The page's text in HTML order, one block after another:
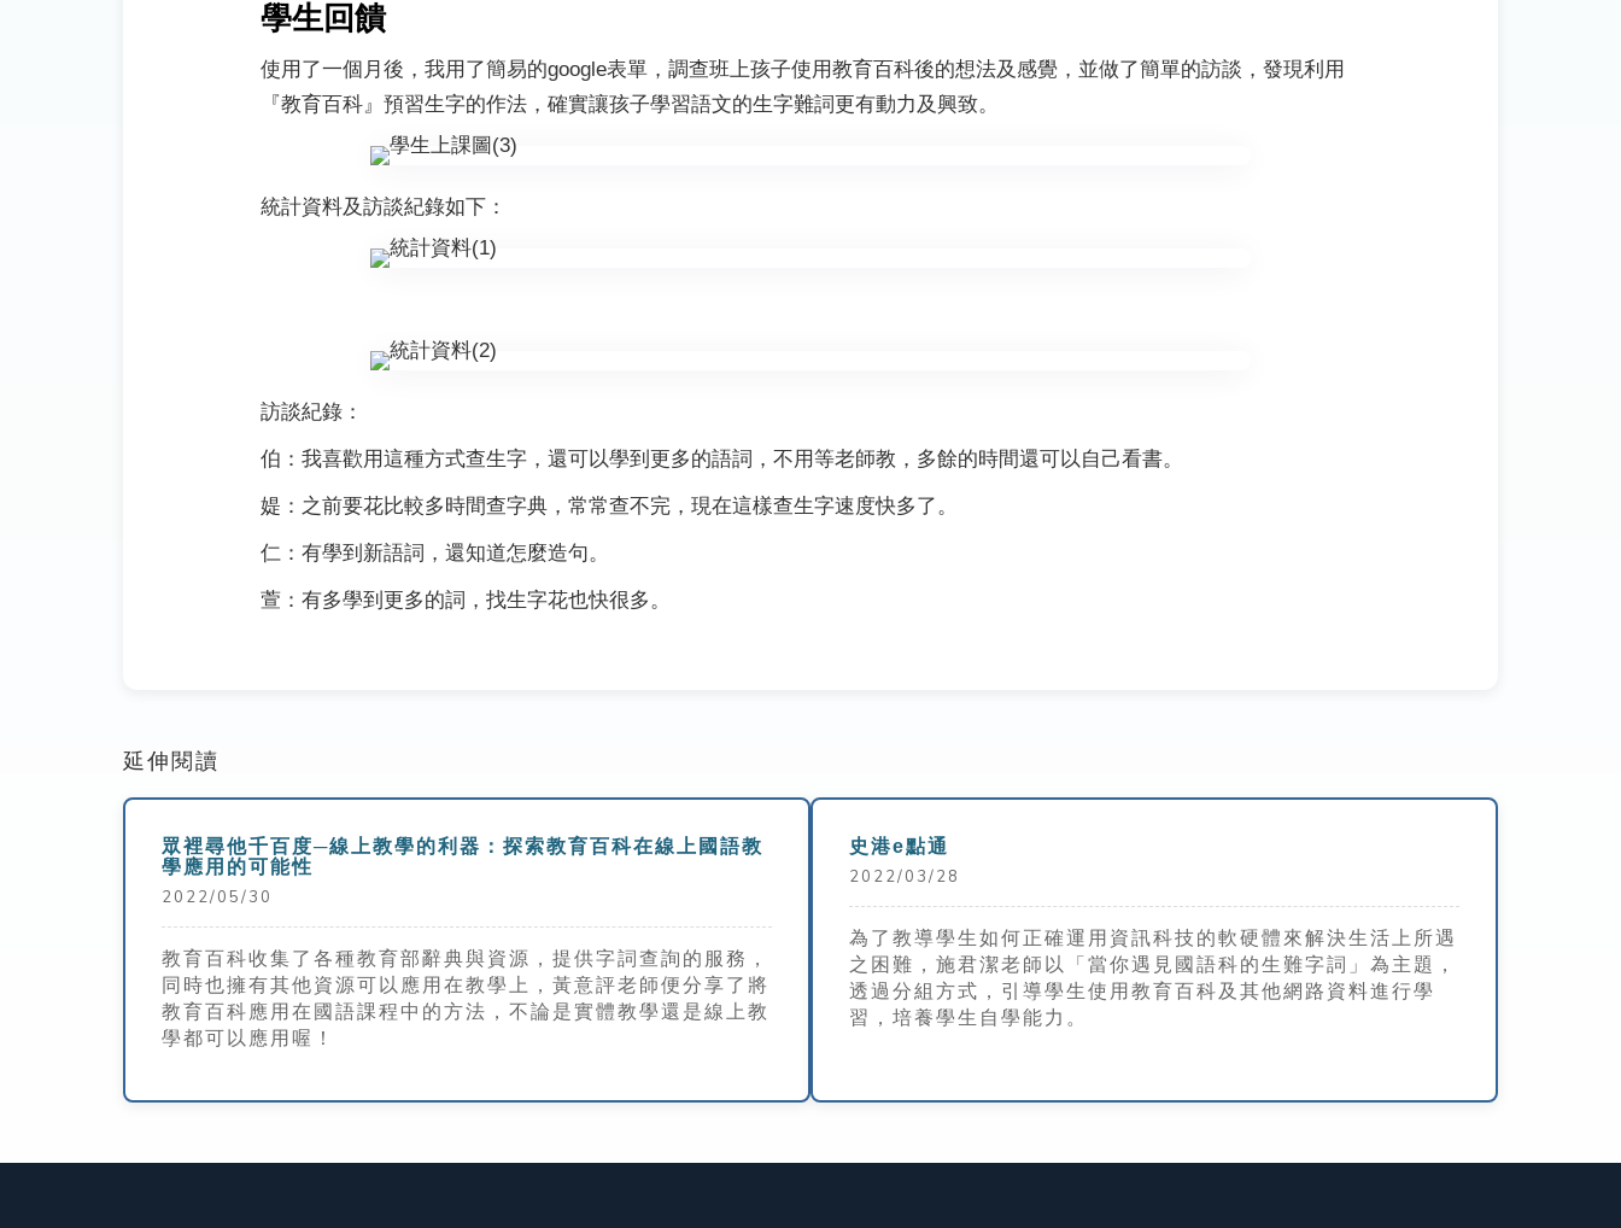
學生回饋
使用了一個月後，我用了簡易的google表單，調查班上孩子使用教育百科後的想法及感覺，並做了簡單的訪談，發現利用
『教育百科』預習生字的作法，確實讓孩子學習語文的生字難詞更有動力及興致。
統計資料及訪談紀錄如下：
訪談紀錄：
伯：我喜歡用這種方式查生字，還可以學到更多的語詞，不用等老師教，多餘的時間還可以自己看書。
媞：之前要花比較多時間查字典，常常查不完，現在這樣查生字速度快多了。
仁：有學到新語詞，還知道怎麼造句。
萱：有多學到更多的詞，找生字花也快很多。
延伸閱讀
眾裡尋他千百度─線上教學的利器：探索教育百科在線上國語教
學應用的可能性
2022/05/30
教育百科收集了各種教育部辭典與資源，提供字詞查詢的服務，
同時也擁有其他資源可以應用在教學上，黃意評老師便分享了將
教育百科應用在國語課程中的方法，不論是實體教學還是線上教
學都可以應用喔！
史港e點通
2022/03/28
為了教導學生如何正確運用資訊科技的軟硬體來解決生活上所遇
之困難，施君潔老師以「當你遇見國語科的生難字詞」為主題，
透過分組方式，引導學生使用教育百科及其他網路資料進行學
習，培養學生自學能力。